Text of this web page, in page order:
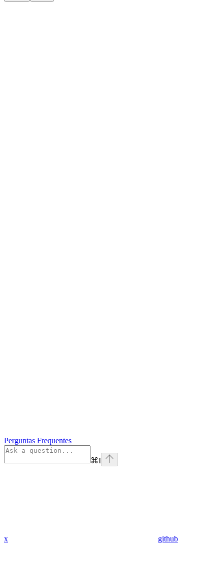
Perguntas Frequentes
⌘I
x github